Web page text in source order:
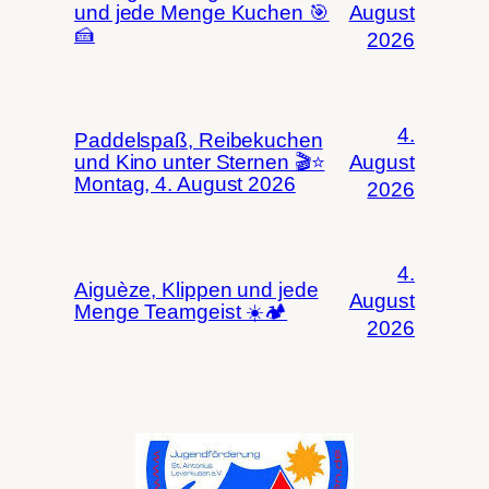
und jede Menge Kuchen 🎯
🍰
August
2026
Paddelspaß, Reibekuchen
und Kino unter Sternen 🎬⭐
Montag, 4. August 2026
4.
August
2026
Aiguèze, Klippen und jede
Menge Teamgeist ☀️🏕️
4.
August
2026